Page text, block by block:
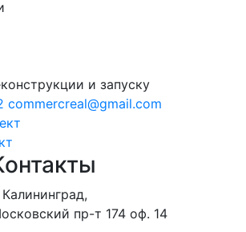
и запуску
сommercreal@gmail.com
Калининград,
пр-т 174 оф. 14